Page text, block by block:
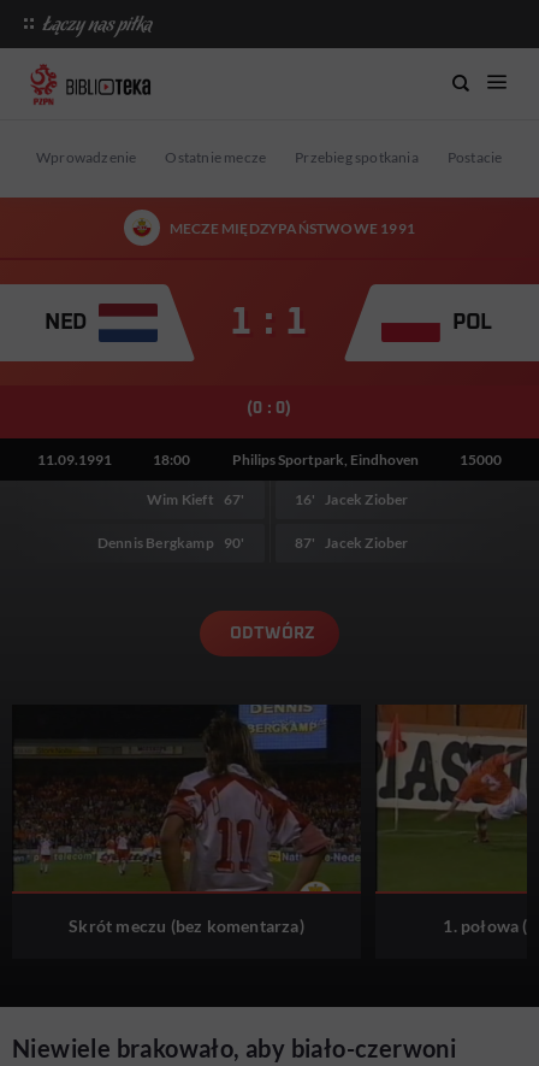
Wprowadzenie Ostatnie mecze Przebieg spotkania Postacie
MECZE MIĘDZYPAŃSTWOWE 1991
NED 1 : 1 POL
(0 : 0)
11.09.1991 18:00 Philips Sportpark, Eindhoven 15000
Wim Kieft 67'
Dennis Bergkamp 90'
Jacek Ziober
16'
Jacek Ziober
87'
ODTWÓRZ
Skrót meczu (bez komentarza) 1. połowa
Niewiele brakowało, aby biało-czerwoni